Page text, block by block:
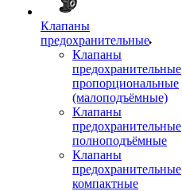
Клапаны
предохранительные
Клапаны
предохранительные
пропорциональные
(малоподъёмные)
Клапаны
предохранительные
полноподъёмные
Клапаны
предохранительные
компактные